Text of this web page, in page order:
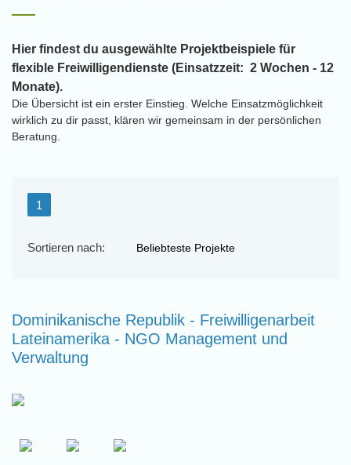
Hier findest du ausgewählte Projektbeispiele für
flexible Freiwilligendienste (Einsatzzeit: 2 Wochen - 12
Monate).
Die Übersicht ist ein erster Einstieg. Welche Einsatzmöglichkeit
wirklich zu dir passt, klären wir gemeinsam in der persönlichen
Beratung.
1
Sortieren nach:
Dominikanische Republik - Freiwilligenarbeit
Lateinamerika - NGO Management und
Verwaltung